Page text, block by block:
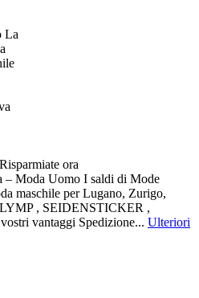
La
ora
– Moda Uomo I saldi di Mode
maschile per Lugano, Zurigo,
, SEIDENSTICKER ,
vantaggi Spedizione... Ulteriori